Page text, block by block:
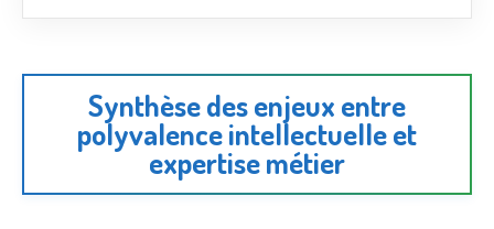
Synthèse des enjeux entre
polyvalence intellectuelle et
expertise métier